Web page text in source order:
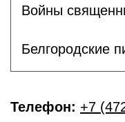
Войны
Белгородские
Телефон: +7